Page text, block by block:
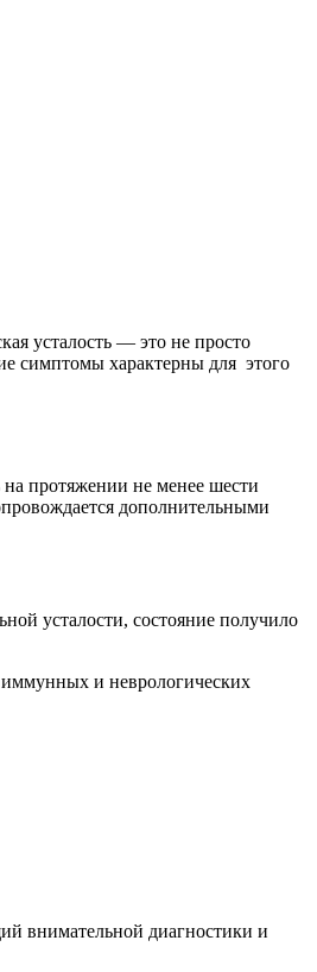
усталость — это не просто
симптомы характерны для этого
протяжении не менее шести
дополнительными
усталости, состояние получило
и неврологических
внимательной диагностики и